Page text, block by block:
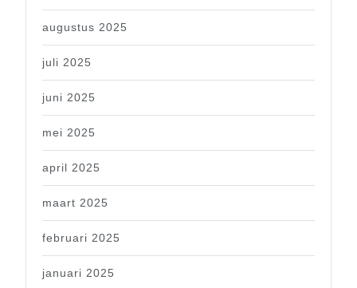
augustus 2025
juli 2025
juni 2025
mei 2025
april 2025
maart 2025
februari 2025
januari 2025